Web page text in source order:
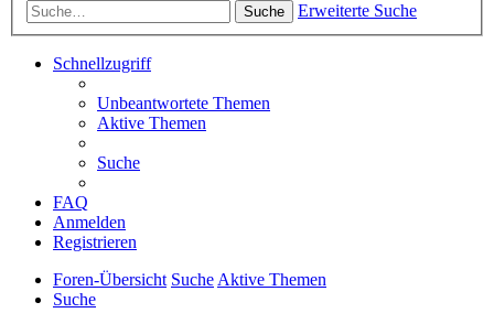
Suche Erweiterte Suche
Schnellzugriff
Unbeantwortete Themen
Aktive Themen
Suche
FAQ
Anmelden
Registrieren
Foren-Übersicht SucheAktive Themen
Suche